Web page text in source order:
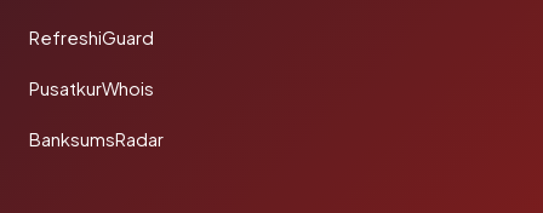
RefreshiGuard
PusatkurWhois
BanksumsRadar